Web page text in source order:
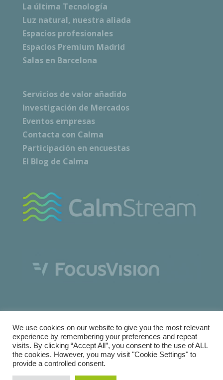
La última Tecnología
Luz natural, nuestra aliada
Espacios profesionales
Espacios Premium Madrid
Salas en Barcelona
Servicios de valor añadido
Investigación de Mercados
Eventos empresas
Contacta con Calma
Participación en encuestas
El Blog de Calma
Copyright © Calma Research & Facilities |
condiciones|Política de Cookies
We use cookies on our website to give you the most relevant
experience by remembering your preferences and repeat
visits. By clicking “Accept All”, you consent to the use of ALL
the cookies. However, you may visit "Cookie Settings" to
provide a controlled consent.